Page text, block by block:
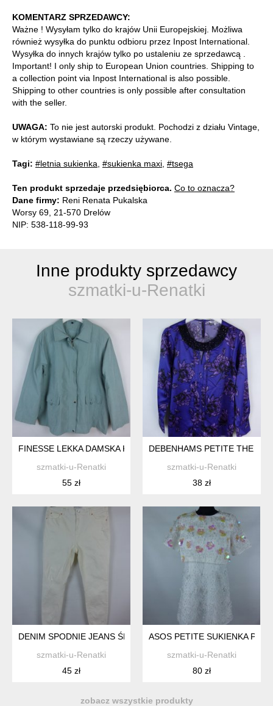
KOMENTARZ SPRZEDAWCY:
Ważne ! Wysyłam tylko do krajów Unii Europejskiej. Możliwa
również wysyłka do punktu odbioru przez Inpost International.
Wysyłka do innych krajów tylko po ustaleniu ze sprzedawcą .
Important! I only ship to European Union countries. Shipping to
a collection point via Inpost International is also possible.
Shipping to other countries is only possible after consultation
with the seller.
UWAGA: To nie jest autorski produkt. Pochodzi z działu Vintage,
w którym wystawiane są rzeczy używane.
Tagi: #letnia sukienka #sukienka maxi #tsega
Ten produkt sprzedaje przedsiębiorca. Co to oznacza?
Dane firmy: Reni Renata Pukalska
Worsy 69, 21-570 Drelów
NIP: 538-118-99-93
Inne produkty sprzedawcy
szmatki-u-Renatki
FINESSE LEKKA DAMSKA KURTKA / 24 - 52
szmatki-u-Renatki
55 zł
DEBENHAMS PETITE THE
szmatki-u-Renatki
38 zł
DENIM SPODNIE JEANS ŚMIETANOWE SKINNY 16 / 44
szmatki-u-Renatki
45 zł
ASOS PETITE SUKIENKA
szmatki-u-Renatki
80 zł
zobacz wszystkie produkty